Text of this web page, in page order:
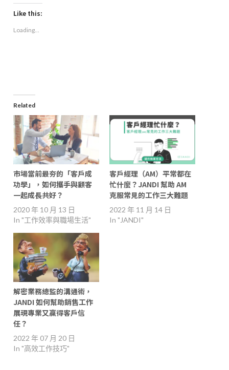
Facebook
(Opens
in
window)
Like this:
Loading...
Related
市場當前最夯的「客戶成
功學」，如何攜手與顧客
一起成長共好？
2020 年 10 月 13 日
In "工作效率與職場生活"
客戶經理（AM）平常都在
忙什麼？JANDI 幫助 AM
克服常見的工作三大難題
2022 年 11 月 14 日
In "JANDI"
解密業務總監的溝通術，
JANDI 如何幫助銷售工作
展現專業又贏得客戶信
任？
2022 年 07 月 20 日
In "高效工作技巧"